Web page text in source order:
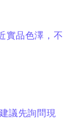
實品色澤，不
議先詢問現